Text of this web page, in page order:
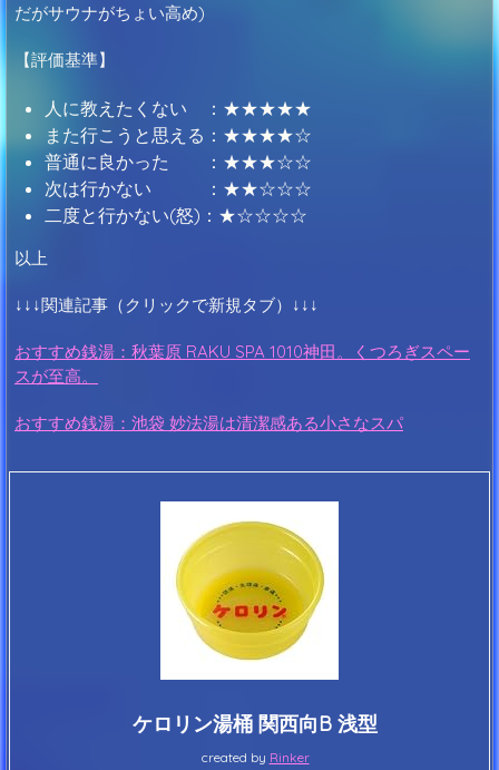
だがサウナがちょい高め)
【評価基準】
人に教えたくない ：★★★★★
また行こうと思える：★★★★☆
普通に良かった ：★★★☆☆
次は行かない ：★★☆☆☆
二度と行かない(怒)：★☆☆☆☆
以上
↓↓↓関連記事（クリックで新規タブ）↓↓↓
おすすめ銭湯：秋葉原 RAKU SPA 1010神田。くつろぎスペー
スが至高。
おすすめ銭湯：池袋 妙法湯は清潔感ある小さなスパ
ケロリン湯桶 関西向B 浅型
created by Rinker